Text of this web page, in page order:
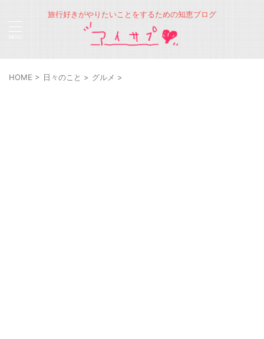
旅行好きがやりたいことをするための知恵ブログ
HOME > 日々のこと > グルメ >